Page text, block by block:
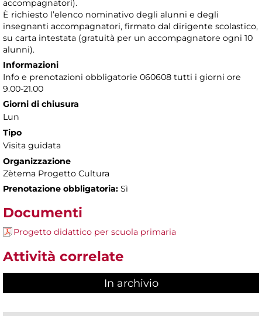
accompagnatori).
È richiesto l’elenco nominativo degli alunni e degli
insegnanti accompagnatori, firmato dal dirigente scolastico,
su carta intestata (gratuità per un accompagnatore ogni 10
alunni).
Informazioni
Info e prenotazioni obbligatorie 060608 tutti i giorni ore
9.00-21.00
Giorni di chiusura
Lun
Tipo
Visita guidata
Organizzazione
Zètema Progetto Cultura
Prenotazione obbligatoria: Sì
Documenti
Progetto didattico per scuola primaria
Attività correlate
In archivio